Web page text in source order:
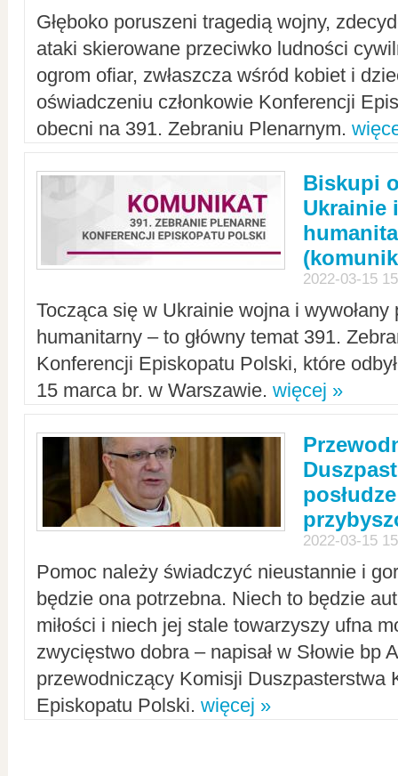
Głęboko poruszeni tragedią wojny,
ataki skierowane przeciwko ludności
ogrom ofiar, zwłaszcza wśród kobiet i
oświadczeniu członkowie Konferencji
obecni na 391. Zebraniu Plenarnym.
Biskupi
Ukrainie
2022-03-15
Tocząca się w Ukrainie wojna i
humanitarny – to główny temat 391.
Konferencji Episkopatu Polski, które
15 marca br. w Warszawie. więcej »
2022-03-15
Pomoc należy świadczyć nieustannie i
będzie ona potrzebna. Niech to będzie
miłości i niech jej stale towarzyszy ufna
zwycięstwo dobra – napisał w Słowie bp
przewodniczący Komisji Duszpasterstwa
Episkopatu Polski. więcej »